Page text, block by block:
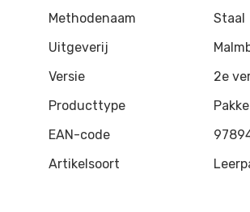
Methodenaam
Staal
Uitgeverij
Versie
2e
Producttype
EAN-code
Artikelsoort